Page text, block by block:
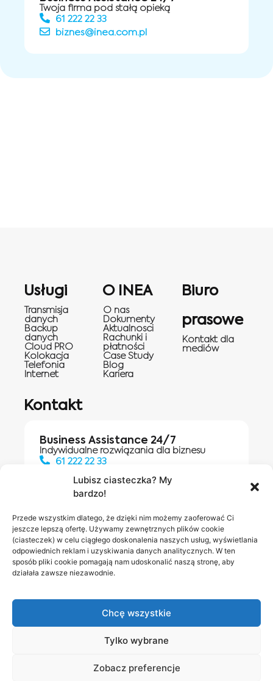
Lubisz ciasteczka? My
bardzo!
Przede wszystkim dlatego, że dzięki nim możemy zaoferować Ci
jeszcze lepszą ofertę. Używamy zewnętrznych plików cookie
(ciasteczek) w celu ciągłego doskonalenia naszych usług, wyświetlania
odpowiednich reklam i uzyskiwania danych analitycznych. W ten
sposób pliki cookie pomagają nam udoskonalić naszą stronę, aby
działała zawsze niezawodnie.
Chcę wszystkie
Tylko wybrane
Zobacz preferencje
Twoja firma pod stałą opieką
61 222 22 33
biznes@inea.com.pl
Usługi
Transmisja
danych
Backup
danych
Cloud PRO
Kolokacja
Telefonia
Internet
O INEA
O nas
Dokumenty
Aktualnosci
Rachunki i
płatności
Case Study
Blog
Kariera
Biuro
prasowe
Kontakt dla
mediów
Kontakt
Business Assistance 24/7
Indywidualne rozwiązania dla biznesu
61 222 22 33
Salony INEA
Napisz do
Polityka prywatnościRODO w INEABezpieczeństwo